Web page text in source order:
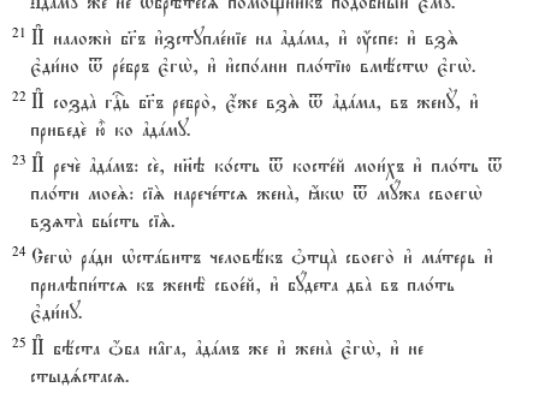
21 И# наложи2 бг7ъ и3зступле1ніе на ґдaма, и3 ќспе: и3 взS
є3ди1но t ре1бръ є3гw2, и3 и3спо1лни пло1тію вмёстw є3гw2.
22 И# создA гDь бг7ъ ребро2, є4же взS t ґдaма, въ женY, и3
приведе2 ю5 ко ґдaму.
23 И# рече2 ґдaмъ: се2, нн7э ко1сть t косте1й мои1хъ и3 пло1ть t
пло1ти моеS: сіS нарече1тсz женA, ћкw t мyжа своегw2
взzтA бы1сть сіS.
24 Сегw2 рaди њстaвитъ человёкъ nтцA своего2 и3 мaтерь и3
прилэпи1тсz къ женЁ свое1й, и3 бyдета двA въ пло1ть
є3ди1ну.
25 И# бёста џба н†га, ґдaмъ же и3 женA є3гw2, и3 не
стыдsстасz.